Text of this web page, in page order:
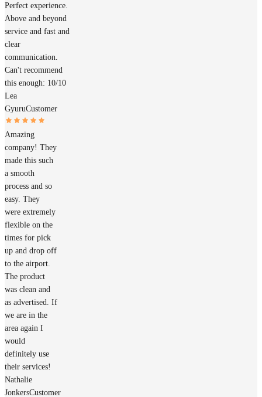
Perfect experience.
Above and beyond
service and fast and
clear
communication.
Can't recommend
this enough: 10/10
Lea
GyuruCustomer
Amazing
company! They
made this such
a smooth
process and so
easy. They
were extremely
flexible on the
times for pick
up and drop off
to the airport.
The product
was clean and
as advertised. If
we are in the
area again I
would
definitely use
their services!
Nathalie
JonkersCustomer